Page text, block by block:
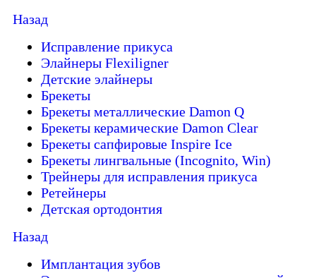
Назад
Исправление прикуса
Элайнеры Flexiligner
Детские элайнеры
Брекеты
Брекеты металлические Damon Q
Брекеты керамические Damon Clear
Брекеты сапфировые Inspire Ice
Брекеты лингвальные (Incognito, Win)
Трейнеры для исправления прикуса
Ретейнеры
Детская ортодонтия
Назад
Имплантация зубов